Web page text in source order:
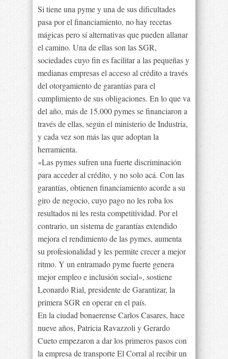
Si tiene una pyme y una de sus dificultades
pasa por el financiamiento, no hay recetas
mágicas pero sí alternativas que pueden allanar
el camino. Una de ellas son las SGR,
sociedades cuyo fin es facilitar a las pequeñas y
medianas empresas el acceso al crédito a través
del otorgamiento de garantías para el
cumplimiento de sus obligaciones. En lo que va
del año, más de 15.000 pymes se financiaron a
través de ellas, según el ministerio de Industria,
y cada vez son más las que adoptan la
herramienta.
«Las pymes sufren una fuerte discriminación
para acceder al crédito, y no solo acá. Con las
garantías, obtienen financiamiento acorde a su
giro de negocio, cuyo pago no les roba los
resultados ni les resta competitividad. Por el
contrario, un sistema de garantías extendido
mejora el rendimiento de las pymes, aumenta
su profesionalidad y les permite crecer a mejor
ritmo. Y un entramado pyme fuerte genera
mejor empleo e inclusión social», sostiene
Leonardo Rial, presidente de Garantizar, la
primera SGR en operar en el país.
En la ciudad bonaerense Carlos Casares, hace
nueve años, Patricia Ravazzoli y Gerardo
Cueto empezaron a dar los primeros pasos con
la empresa de transporte El Corral al recibir un